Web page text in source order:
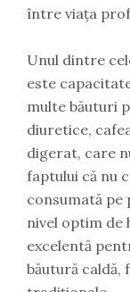
între viața
Unul dintre
este
multe băuturi
diuretice,
digerat, care
faptului că nu
consumată pe
nivel optim de
excelentă
băutură caldă,